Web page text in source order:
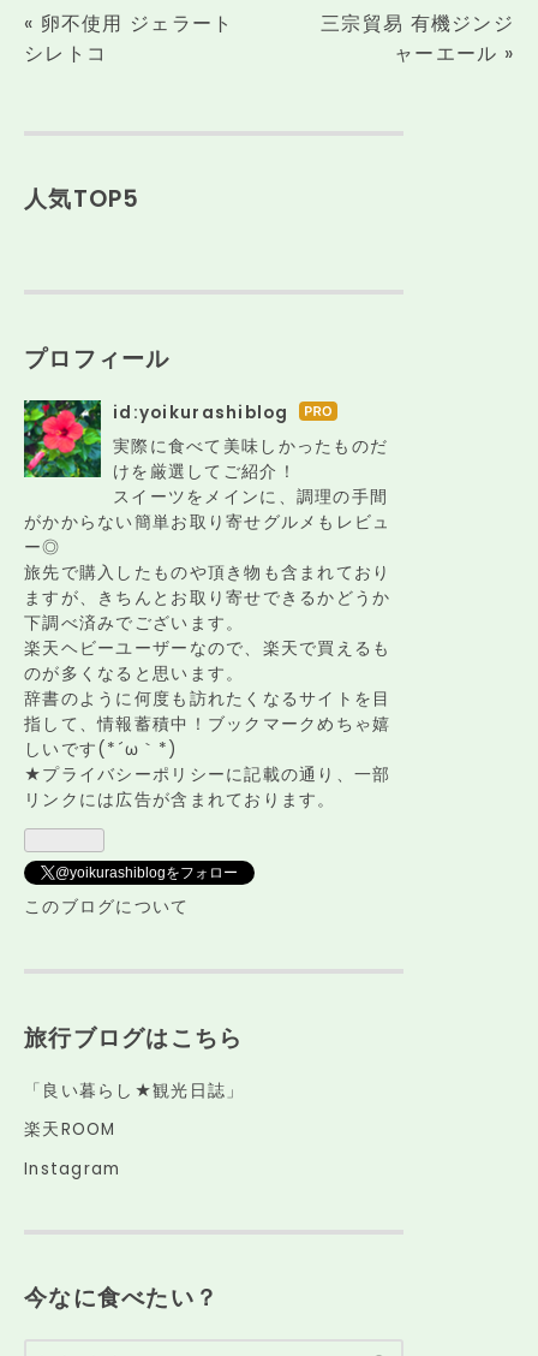
« 卵不使用 ジェラート
シレトコ
三宗貿易 有機ジンジ
ャーエール »
人気TOP5
プロフィール
id:yoikurashiblog はて
なブ
Pro
実際に食べて美味しかったものだ
けを厳選してご紹介！
スイーツをメインに、調理の手間
がかからない簡単お取り寄せグルメもレビュ
ー◎
旅先で購入したものや頂き物も含まれており
ますが、きちんとお取り寄せできるかどうか
下調べ済みでございます。
楽天ヘビーユーザーなので、楽天で買えるも
のが多くなると思います。
辞書のように何度も訪れたくなるサイトを目
指して、情報蓄積中！ブックマークめちゃ嬉
しいです(*´ω｀*)
★プライバシーポリシーに記載の通り、一部
リンクには広告が含まれております。
@yoikurashiblogをフォロー
このブログについて
旅行ブログはこちら
「良い暮らし★観光日誌」
楽天ROOM
Instagram
今なに食べたい？